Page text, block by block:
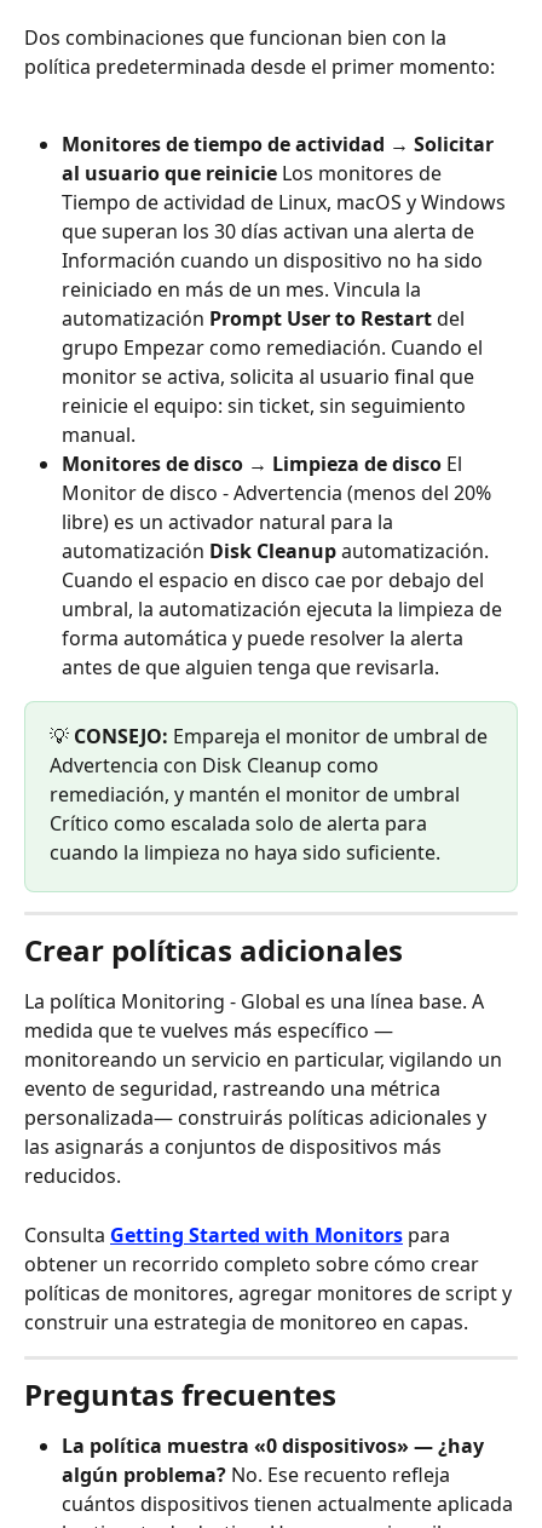
Dos combinaciones que funcionan bien con la
política predeterminada desde el primer momento:
Monitores de tiempo de actividad → Solicitar
al usuario que reinicie Los monitores de
Tiempo de actividad de Linux, macOS y Windows
que superan los 30 días activan una alerta de
Información cuando un dispositivo no ha sido
reiniciado en más de un mes. Vincula la
automatización Prompt User to Restart del
grupo Empezar como remediación. Cuando el
monitor se activa, solicita al usuario final que
reinicie el equipo: sin ticket, sin seguimiento
manual.
Monitores de disco → Limpieza de disco El
Monitor de disco - Advertencia (menos del 20%
libre) es un activador natural para la
automatización Disk Cleanup automatización.
Cuando el espacio en disco cae por debajo del
umbral, la automatización ejecuta la limpieza de
forma automática y puede resolver la alerta
antes de que alguien tenga que revisarla.
💡 CONSEJO: Empareja el monitor de umbral de
Advertencia con Disk Cleanup como
remediación, y mantén el monitor de umbral
Crítico como escalada solo de alerta para
cuando la limpieza no haya sido suficiente.
Crear políticas adicionales
La política Monitoring - Global es una línea base. A
medida que te vuelves más específico —
monitoreando un servicio en particular, vigilando un
evento de seguridad, rastreando una métrica
personalizada— construirás políticas adicionales y
las asignarás a conjuntos de dispositivos más
reducidos.
Consulta Getting Started with Monitors para
obtener un recorrido completo sobre cómo crear
políticas de monitores, agregar monitores de script y
construir una estrategia de monitoreo en capas.
Preguntas frecuentes
La política muestra «0 dispositivos» — ¿hay
algún problema? No. Ese recuento refleja
cuántos dispositivos tienen actualmente aplicada